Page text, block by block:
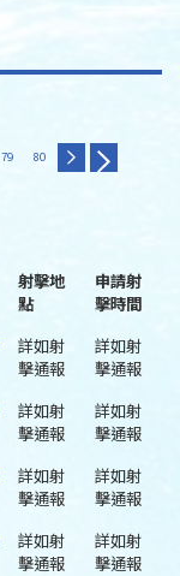
79 80
射擊地
點
申請射
擊時間
詳如射
擊通報
詳如射
擊通報
詳如射
擊通報
詳如射
擊通報
詳如射
擊通報
詳如射
擊通報
詳如射
擊通報
詳如射
擊通報